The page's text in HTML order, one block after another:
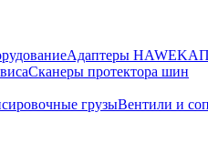
Адаптеры HAWEKA
Сканеры протектора шин
грузыВентили и